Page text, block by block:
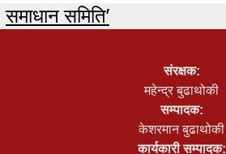
समाधान समिति’
संरक्षक:
महेन्द्र बुढाथोकी
सम्पादक:
केशरमान बुढाथोकी
कार्यकारी सम्पादक: